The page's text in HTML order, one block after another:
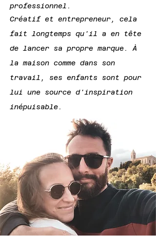
professionnel.
Créatif et entrepreneur, cela
fait longtemps qu'il a en tête
de lancer sa propre marque. À
la maison comme dans son
travail, ses enfants sont pour
lui une source d'inspiration
inépuisable.